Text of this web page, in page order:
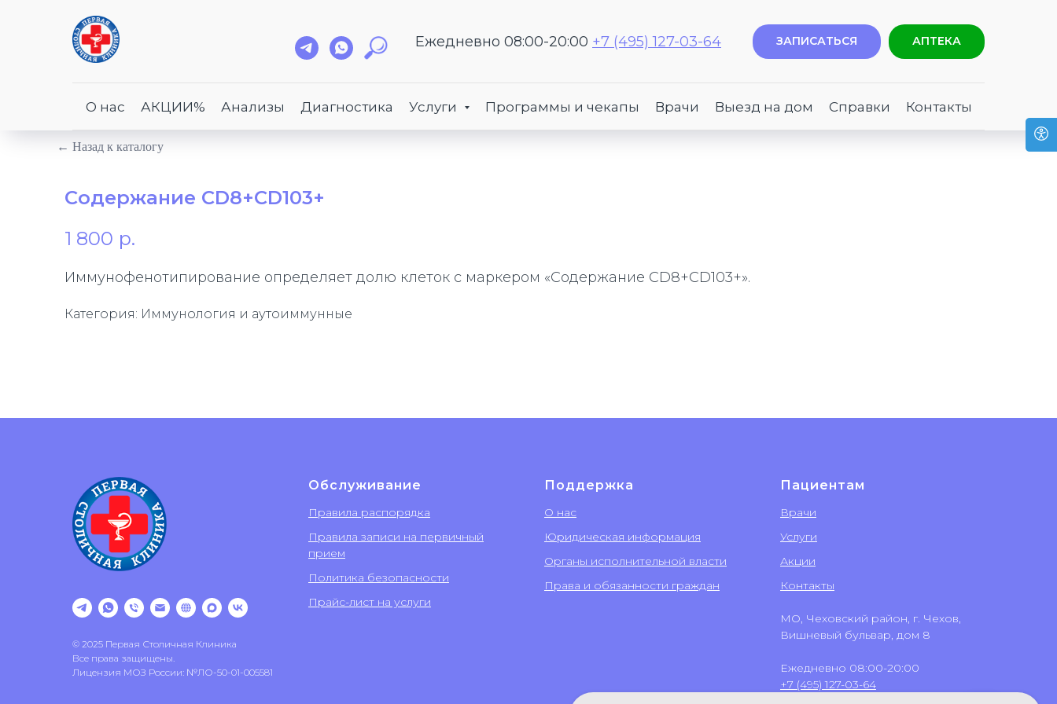
Ежедневно 08:00-20:00 +7 (495) 127-03-64 ЗАПИСАТЬСЯ АПТЕКА
О нас АКЦИИ% Анализы Диагностика Услуги Программы и чекапы Врачи Выезд на дом Справки Контакты
← Назад к каталогу
Содержание CD8+CD103+
1 800 р.
Иммунофенотипирование определяет долю клеток с маркером «Содержание CD8+CD103+».
Категория: Иммунология и аутоиммунные
© 2025 Первая Столичная Клиника
Все права защищены.
Лицензия МОЗ России: №ЛО-50-01-005581
Обслуживание
Правила распорядка
Правила записи на первичный
прием
Политика безопасности
Прайс-лист на услуги
Поддержка
О нас
Юридическая информация
Органы исполнительной власти
Права и обязанности граждан
Пациентам
Врачи
Услуги
Акции
Контакты
МО, Чеховский район, г. Чехов,
Вишневый бульвар, дом 8
Ежедневно 08:00-20:00
+7 (495) 127-03-64